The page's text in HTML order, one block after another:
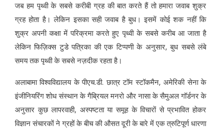
जब हम पृथ्वी के सबसे करीबी ग्रह की बात करते हैं तो हमारा जवाब शुक्र
ग्रह होता है। लेकिन इसका सही जवाब है बुध। इसमें कोई शक नहीं कि
शुक्र अपनी कक्षा में परिक्रमा करते हुए पृथ्वी के सबसे करीब आ जाता है
लेकिन फिज़िक्स टुडे पत्रिका की एक टिप्पणी के अनुसार, बुध सबसे लंबे
समय तक पृथ्वी के सबसे नज़दीक रहता है।
अलाबामा विश्वविद्यालय के पीएच.डी. छात्र टॉम स्टॉकमैन, अमेरिकी सेना के
इंजीनियरिंग शोध संस्थान के गैब्रियल मनरो और नासा के सैमुअल गॉर्डनर के
अनुसार कुछ लापरवाही, अस्पष्टता या समूह के विचारों से प्रभावित होकर
विज्ञान संचारकों ने ग्रहों के बीच की औसत दूरी के बारे में एक त्रुटिपूर्ण धारणा